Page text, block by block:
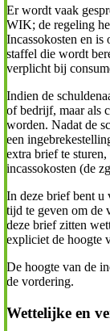
Er wordt vaak
WIK; de regeling
Incassokosten en
staffel die wordt
verplicht bij
Indien de
of bedrijf, maar als
worden. Nadat de
een
extra brief te
incassokosten (de
In deze brief bent u
tijd te geven om de
deze brief zitten
expliciet de hoogte
De hoogte van de
de vordering.
Wettelijke en